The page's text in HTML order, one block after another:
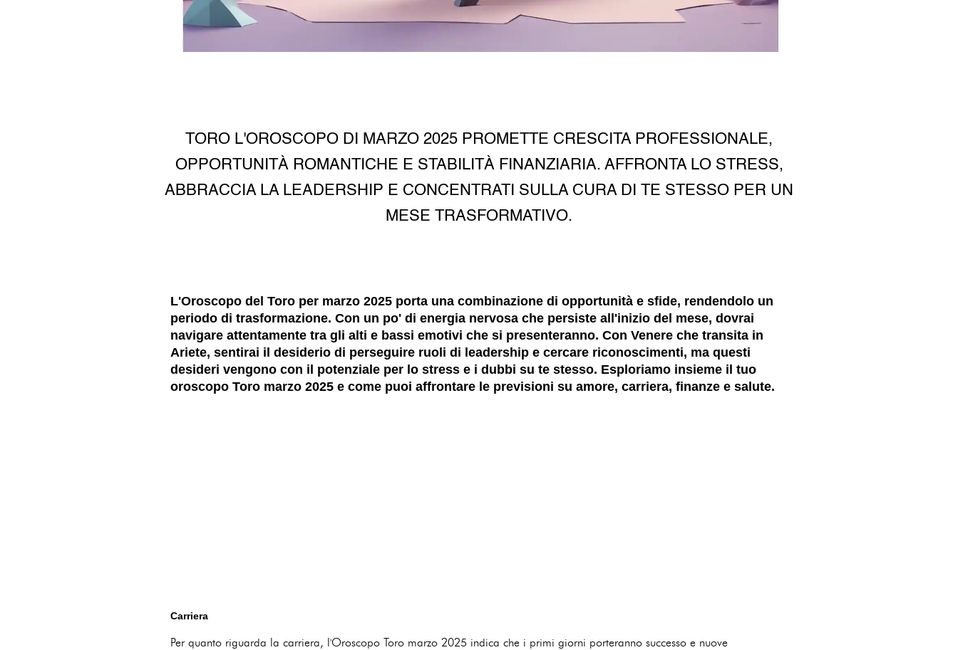
TORO L'OROSCOPO DI MARZO 2025 PROMETTE CRESCITA PROFESSIONALE,
OPPORTUNITÀ ROMANTICHE E STABILITÀ FINANZIARIA. AFFRONTA LO STRESS,
ABBRACCIA LA LEADERSHIP E CONCENTRATI SULLA CURA DI TE STESSO PER UN
MESE TRASFORMATIVO.
L'Oroscopo del Toro per marzo 2025 porta una combinazione di opportunità e sfide, rendendolo un
periodo di trasformazione. Con un po' di energia nervosa che persiste all'inizio del mese, dovrai
navigare attentamente tra gli alti e bassi emotivi che si presenteranno. Con Venere che transita in
Ariete, sentirai il desiderio di perseguire ruoli di leadership e cercare riconoscimenti, ma questi
desideri vengono con il potenziale per lo stress e i dubbi su te stesso. Esploriamo insieme il tuo
oroscopo Toro marzo 2025 e come puoi affrontare le previsioni su amore, carriera, finanze e salute.
Carriera
Per quanto riguarda la carriera, l'Oroscopo Toro marzo 2025 indica che i primi giorni porteranno successo e nuove